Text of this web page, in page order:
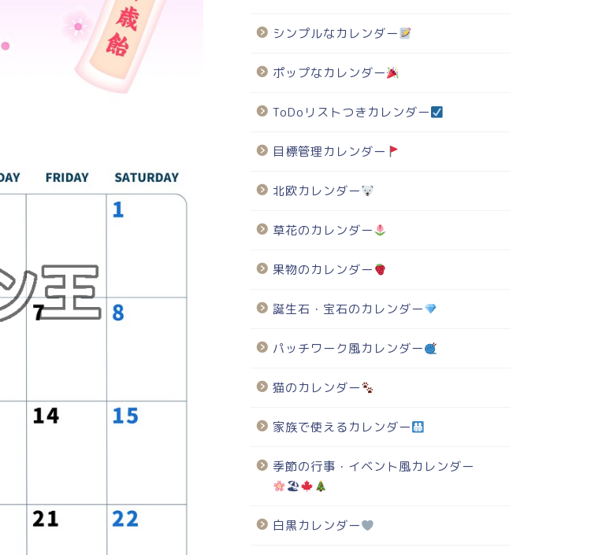
シンプルなカレンダー
ポップなカレンダー
ToDoリストつきカレンダー
目標管理カレンダー
北欧カレンダー
草花のカレンダー
果物のカレンダー
誕生石・宝石のカレンダー
パッチワーク風カレンダー
猫のカレンダー
家族で使えるカレンダー
季節の行事・イベント風カレンダー
🏖
白黒カレンダー